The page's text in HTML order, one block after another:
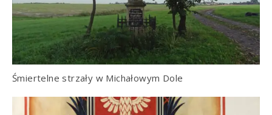
Śmiertelne strzały w Michałowym Dole